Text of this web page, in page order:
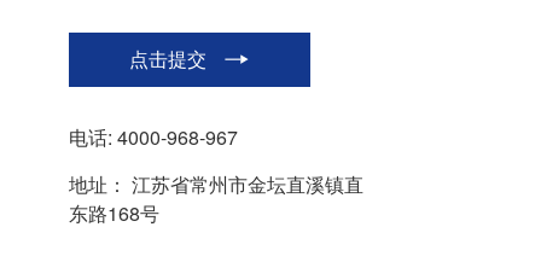
点击提交
电话: 4000-968-967
地址： 江苏省常州市金坛直溪镇直
东路168号